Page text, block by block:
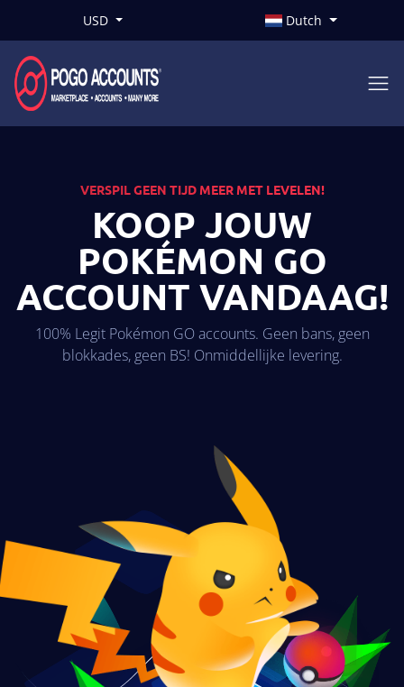
USD Dutch
VERSPIL GEEN TIJD MEER MET LEVELEN!
KOOP JOUW
POKÉMON GO
ACCOUNT VANDAAG!
100% Legit Pokémon GO accounts. Geen bans, geen
blokkades, geen BS! Onmiddellijke levering.